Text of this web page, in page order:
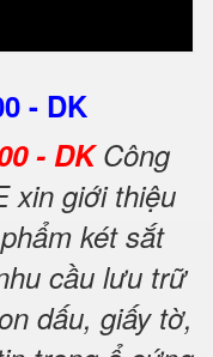
- DK
- DKCông
xin giới thiệu
két sắt
cầu lưu trữ
dấu, giấy tờ,